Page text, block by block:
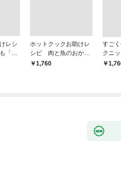
レシ
「も
！
ホットクックお助けレ
シピ 肉と魚のおか
ず 少ない材料＆調味
￥1,760
すご
クニ
したく
￥